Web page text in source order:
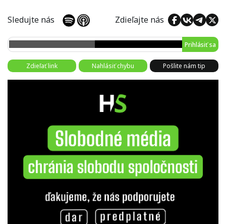
Sledujte nás Zdieľajte nás
Prihlásiť sa
Zdieľať link Nahlásiť chybu Pošlite nám tip